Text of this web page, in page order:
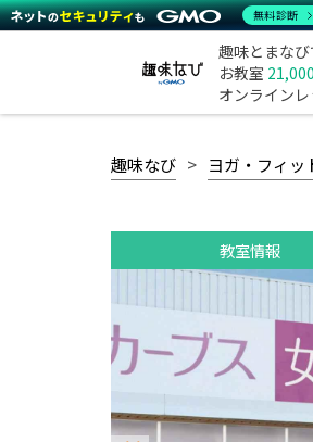
趣味とまな
お教室 21,000
オンライン
趣味なび ヨガ・フィッ
教室情報
無料診断